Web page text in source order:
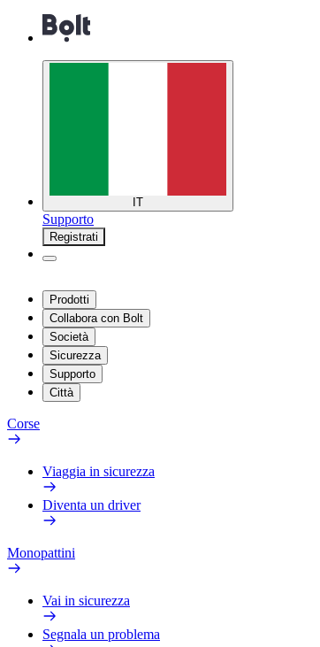
IT
Supporto
Registrati
Prodotti
Collabora con Bolt
Società
Sicurezza
Supporto
Città
Corse
Viaggia in sicurezza
Diventa un driver
Monopattini
Vai in sicurezza
Segnala un problema